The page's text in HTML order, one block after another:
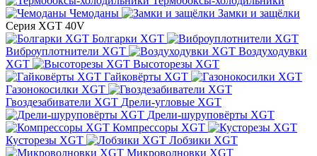
Чемоданы
Замки и защёлки
Серия XGT 40V
Болгарки XGT
Виброуплотнители XGT
Воздуходувки
XGT
Высоторезы XGT
Гайковёрты XGT
Газонокосилки XGT
Гвоздезабиватели XGT Дрели-угловые XGT
Дрели-шуруповёрты XGT
Компрессоры XGT
Кусторезы XGT
Лобзики XGT
Микроволновки XGT